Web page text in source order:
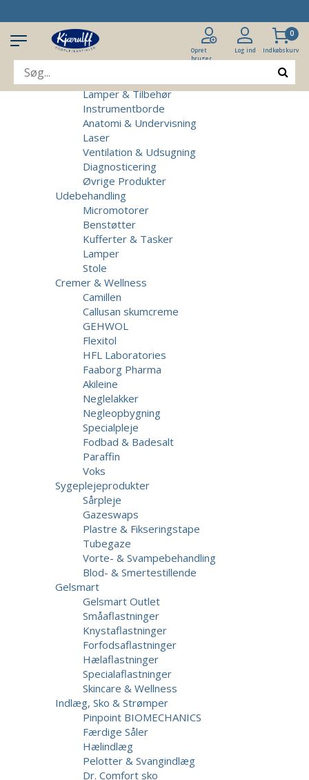
Opret
bruger
Log ind
0
Indkøbskurv
Klinikudstyr
Patientstole
Massagebrikse
Lamper & Tilbehør
Instrumentborde
Anatomi & Undervisning
Laser
Ventilation & Udsugning
Diagnosticering
Øvrige Produkter
Udebehandling
Micromotorer
Benstøtter
Kufferter & Tasker
Lamper
Stole
Cremer & Wellness
Camillen
Callusan skumcreme
GEHWOL
Flexitol
HFL Laboratories
Faaborg Pharma
Akileine
Neglelakker
Negleopbygning
Specialpleje
Fodbad & Badesalt
Paraffin
Voks
Sygeplejeprodukter
Sårpleje
Gazeswaps
Plastre & Fikseringstape
Tubegaze
Vorte- & Svampebehandling
Blod- & Smertestillende
Gelsmart
Gelsmart Outlet
Småaflastninger
Knystaflastninger
Forfodsaflastninger
Hælaflastninger
Specialaflastninger
Skincare & Wellness
Indlæg, Sko & Strømper
Pinpoint BIOMECHANICS
Færdige Såler
Hælindlæg
Pelotter & Svangindlæg
Dr. Comfort sko